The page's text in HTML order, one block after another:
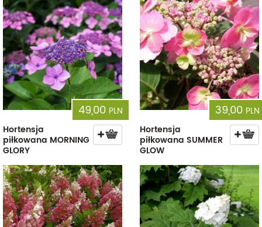
49,00 PLN
Hortensja
piłkowana MORNING
GLORY
39,00 PLN
Hortensja
piłkowana SUMMER
GLOW